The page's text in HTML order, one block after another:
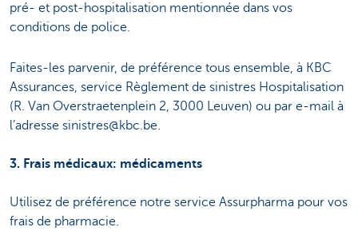
pré- et post-hospitalisation mentionnée dans vos
conditions de police.
Faites-les parvenir, de préférence tous ensemble, à KBC
Assurances, service Règlement de sinistres Hospitalisation
(R. Van Overstraetenplein 2, 3000 Leuven) ou par e-mail à
l’adresse sinistres@kbc.be.
3. Frais médicaux: médicaments
Utilisez de préférence notre service Assurpharma pour vos
frais de pharmacie.